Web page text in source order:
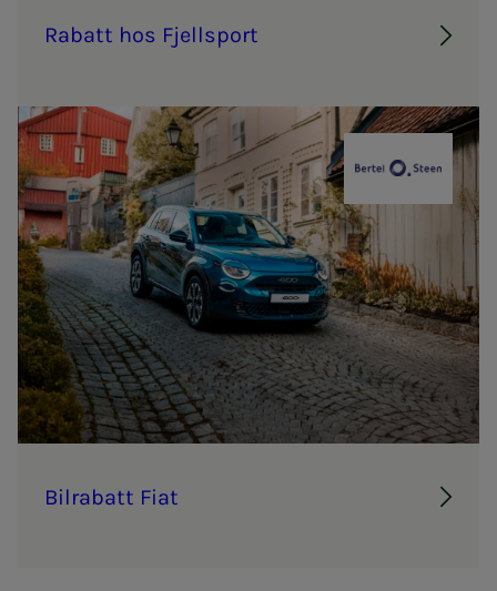
Ra­­­batt hos Fjell­s­­­port
Bertel O.
Bil­ra­­­batt Fiat